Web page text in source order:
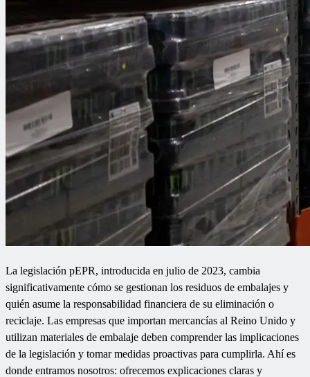
La legislación pEPR, introducida en julio de 2023, cambia
significativamente cómo se gestionan los residuos de embalajes y
quién asume la responsabilidad financiera de su eliminación o
reciclaje. Las empresas que importan mercancías al Reino Unido y
utilizan materiales de embalaje deben comprender las implicaciones
de la legislación y tomar medidas proactivas para cumplirla. Ahí es
donde entramos nosotros: ofrecemos explicaciones claras y